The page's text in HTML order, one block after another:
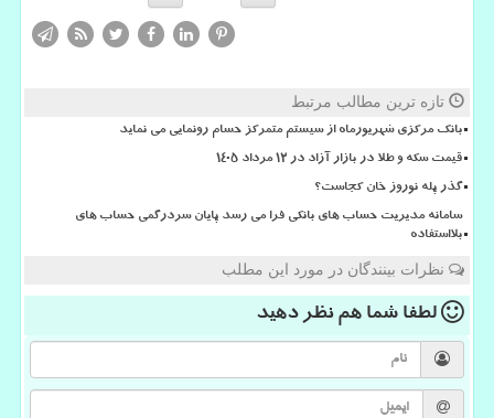
تازه ترین مطالب مرتبط
بانک مرکزی شهریورماه از سیستم متمرکز حسام رونمایی می نماید
قیمت سکه و طلا در بازار آزاد در ۱۲ مرداد ۱۴۰۵
گذر پله نوروز خان کجاست؟
سامانه مدیریت حساب های بانکی فرا می رسد پایان سردرگمی حساب های
بلااستفاده
نظرات بینندگان در مورد این مطلب
لطفا شما همنظر دهید